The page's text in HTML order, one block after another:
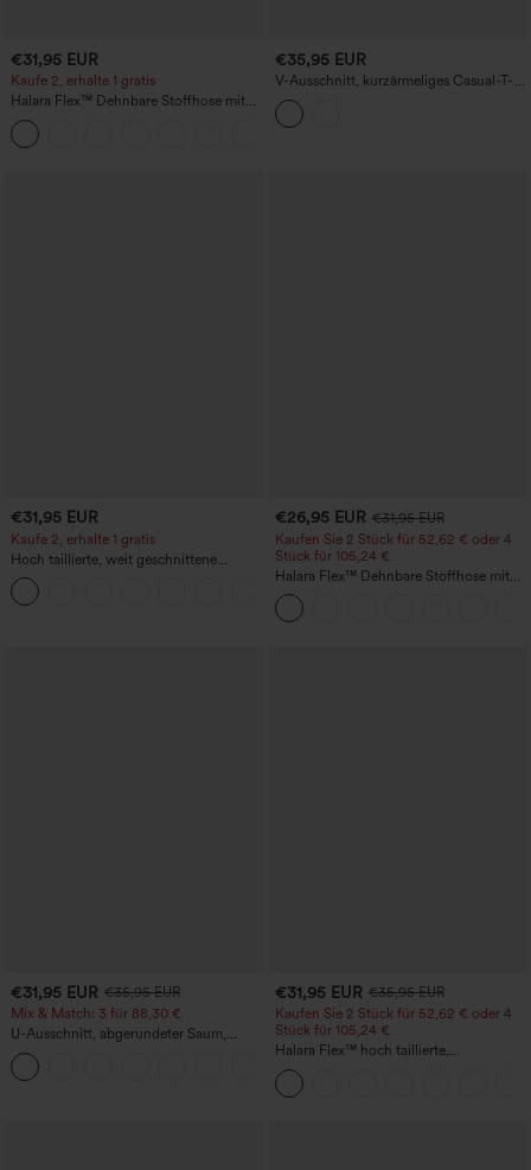
€31,95 EUR
Kaufe 2, erhalte 1 gratis
Halara Flex™ Dehnbare Stoffhose mit
hohem Bund und Seitentasche hinten
€35,95 EUR
V-Ausschnitt, kurzärmeliges Casual-T-
Shirt mit integriertem BH, für
Körbchengrößen B-DD
€31,95 EUR
Kaufe 2, erhalte 1 gratis
Hoch taillierte, weit geschnittene
Freizeithose aus Leinenmischung mit
Kordelzug und Taschen
€26,95 EUR €31,95 EUR
Kaufen Sie 2 Stück für 52,62 € oder 4
Stück für 105,24 €.
Halara Flex™ Dehnbare Stoffhose mit
hohem Bund, Waffelmuster,
Seitentaschen und weitem Bein
€31,95 EUR €35,95 EUR
Mix & Match: 3 für 88,30 €
U-Ausschnitt, abgerundeter Saum,
InstantCool Yoga-Trägertop – UPF50+
€31,95 EUR €35,95 EUR
Kaufen Sie 2 Stück für 52,62 € oder 4
Stück für 105,24 €.
Halara Flex™ hoch taillierte,
figurformende Arbeitshose, die die Taille
schmaler wirken lässt, mit Taschen,
weitem Bein und Mikro-Waffelstruktur